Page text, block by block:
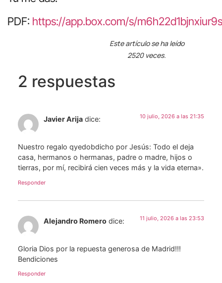
PDF: https://app.box.com/s/
Este artículo se ha leído
2520 veces.
2 respuestas
Javier Arija dice: 10 julio, 2026 a las 21:35
Nuestro regalo qyedobdicho por Jesús: Todo el deja
casa, hermanos o hermanas, padre o madre, hijos o
tierras, por mí, recibirá cien veces más y la vida eterna».
Responder
Alejandro Romero dice: 11 julio, 2026 a las 23:53
Gloria Dios por la repuesta generosa de Madrid!!!
Bendiciones
Responder